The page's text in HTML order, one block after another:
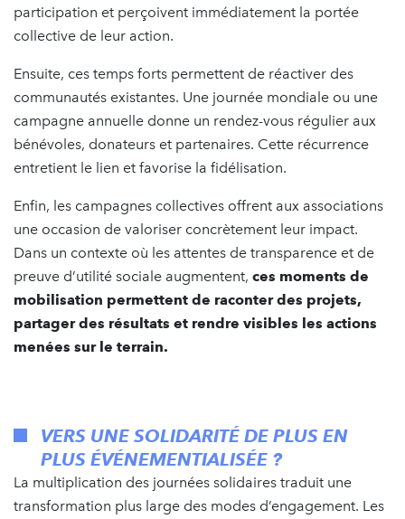
participation et perçoivent immédiatement la portée
collective de leur action.
Ensuite, ces temps forts permettent de réactiver des
communautés existantes. Une journée mondiale ou une
campagne annuelle donne un rendez-vous régulier aux
bénévoles, donateurs et partenaires. Cette récurrence
entretient le lien et favorise la fidélisation.
Enfin, les campagnes collectives offrent aux associations
une occasion de valoriser concrètement leur impact.
Dans un contexte où les attentes de transparence et de
preuve d’utilité sociale augmentent, ces moments de
mobilisation permettent de raconter des projets,
partager des résultats et rendre visibles les actions
menées sur le terrain.
VERS UNE SOLIDARITÉ DE PLUS EN
PLUS ÉVÉNEMENTIALISÉE ?
La multiplication des journées solidaires traduit une
transformation plus large des modes d’engagement. Les